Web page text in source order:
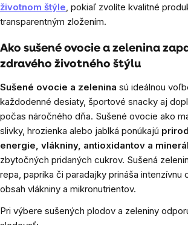
životnom štýle , pokiaľ zvolíte kvalitné
transparentným zložením.
Ako sušené ovocie a zelenina
zdravého životného štýlu
Sušené ovocie a zelenina sú ideálnou
každodenné desiaty, športové snacky aj
počas náročného dňa. Sušené ovocie ako
slivky, hrozienka alebo jablká ponúkajú
energie, vlákniny, antioxidantov a
zbytočných pridaných cukrov. Sušená
repa, paprika či paradajky prináša intenzívnu
obsah vlákniny a mikronutrientov.
Pri výbere sušených plodov a zeleniny